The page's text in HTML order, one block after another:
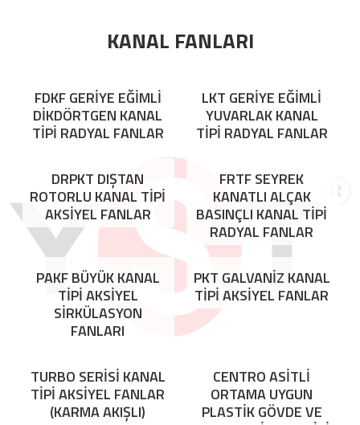
KANAL FANLARI
FDKF GERİYE EĞİMLİ
DİKDÖRTGEN KANAL
TİPİ RADYAL FANLAR
LKT GERİYE EĞİMLİ
YUVARLAK KANAL
TİPİ RADYAL FANLAR
DRPKT DIŞTAN
ROTORLU KANAL TİPİ
AKSİYEL FANLAR
FRTF SEYREK
KANATLI ALÇAK
BASINÇLI KANAL TİPİ
RADYAL FANLAR
PAKF BÜYÜK KANAL
TİPİ AKSİYEL
SİRKÜLASYON
FANLARI
PKT GALVANİZ KANAL
TİPİ AKSİYEL FANLAR
TURBO SERİSİ KANAL
TİPİ AKSİYEL FANLAR
(KARMA AKIŞLI)
CENTRO ASİTLİ
ORTAMA UYGUN
PLASTİK GÖVDE VE